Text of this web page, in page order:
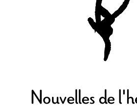
Nouvelles de